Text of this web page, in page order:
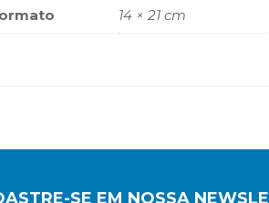
14 × 21 cm
SE EM NOSSA